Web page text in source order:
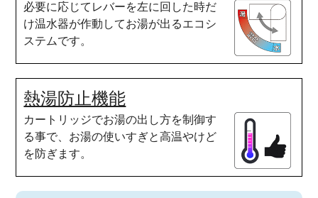
必要に応じてレバーを左に回した時だ
け温水器が作動してお湯が出るエコシ
ステムです。
熱湯防止機能
カートリッジでお湯の出し方を制御す
る事で、お湯の使いすぎと高温やけど
を防ぎます。